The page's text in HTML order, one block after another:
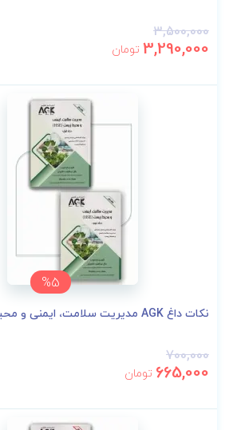
3,500,000
3,290,000 تومان
%5
نکات داغ AGK مدیریت سلامت، ایمنی و محیط زیست دوجلد...
700,000
665,000 تومان